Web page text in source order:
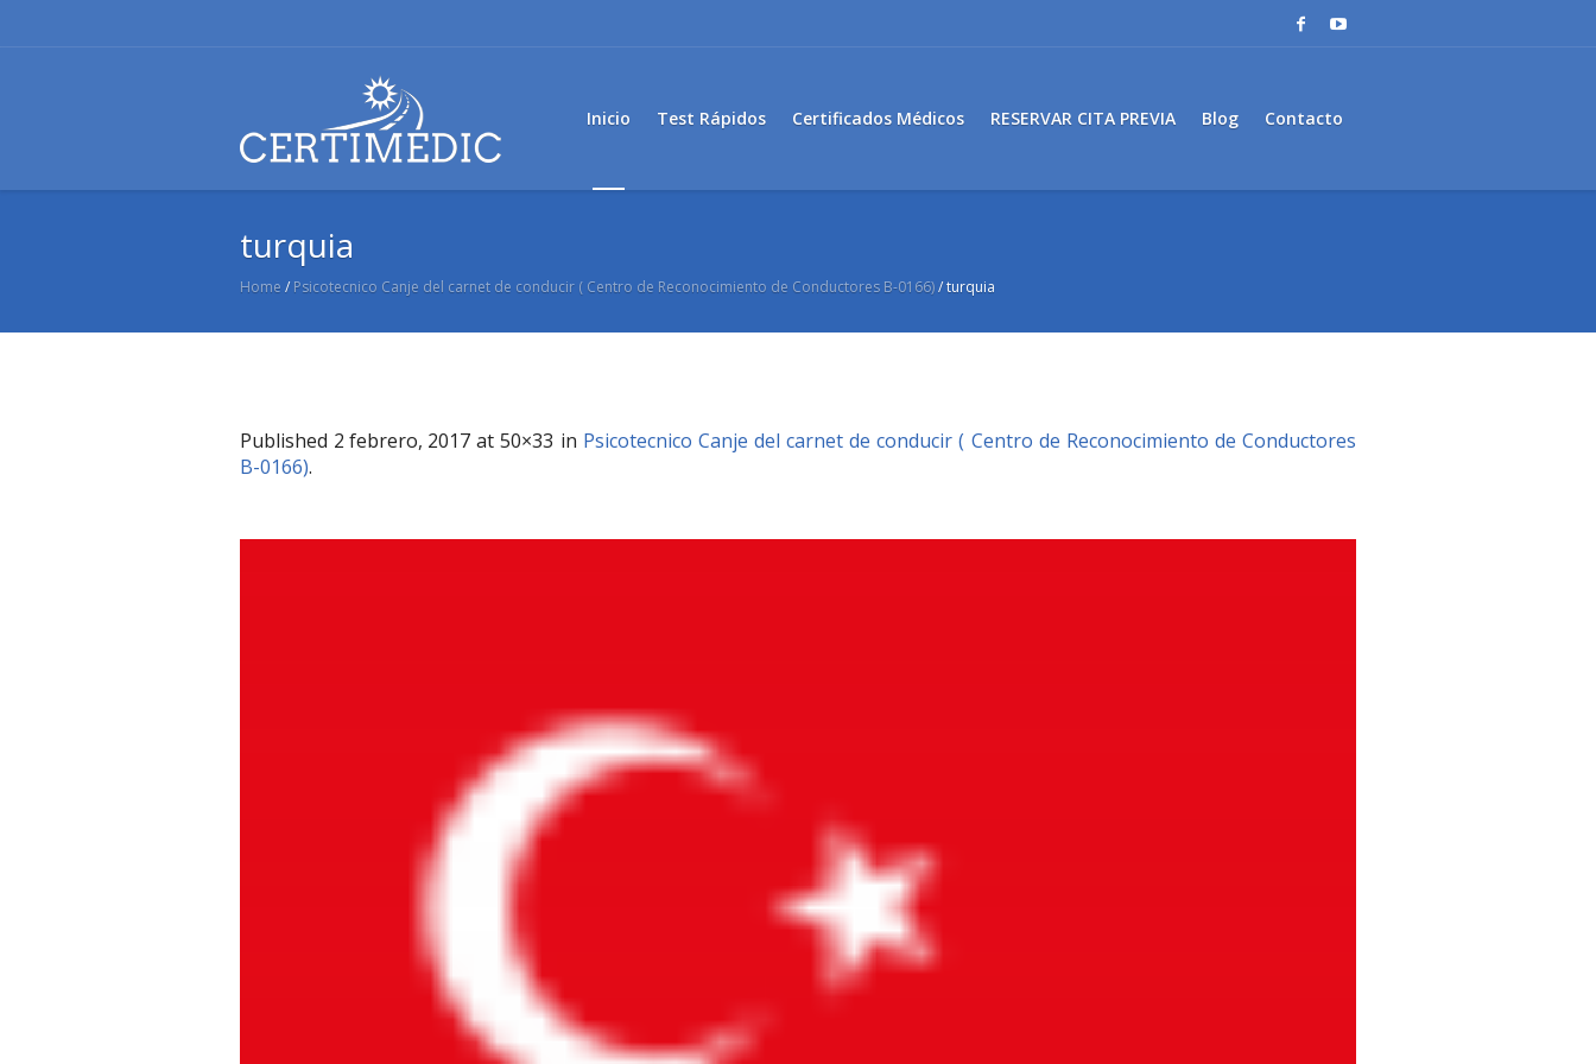
Inicio Test Rápidos Certificados Médicos RESERVAR CITA PREVIA Blog Contacto
turquia
Home / Psicotecnico Canje del carnet de conducir ( Centro de Reconocimiento de Conductores B-0166)/turquia
Published 2 febrero, 2017 at 50×33 in Psicotecnico Canje del carnet de conducir ( Centro de Reconocimiento de Conductores
B-0166).